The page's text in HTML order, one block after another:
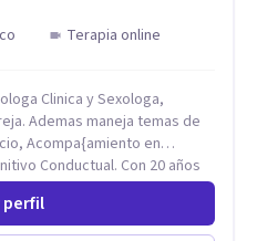
Terapia online
Ademas maneja temas de
en
Conductual. Con 20 años
capacitandose en las
perfil